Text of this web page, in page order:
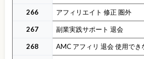
266 アフィリエイト 修正 圏外
267 副業実践サポート 退会
268 AMC アフィリ 退会 使用でき